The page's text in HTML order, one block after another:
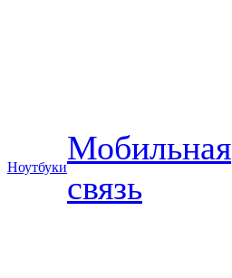
Ноутбуки
Мобильная
связь